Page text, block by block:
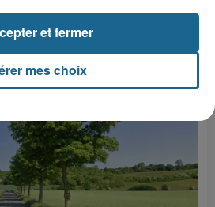
mes choix
et fermer